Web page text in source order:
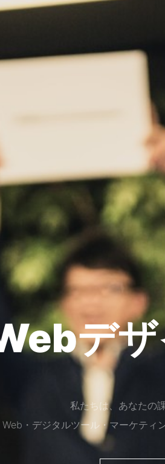
デ
私たちは、あなたの
Web・デジタルツール・マーケティ